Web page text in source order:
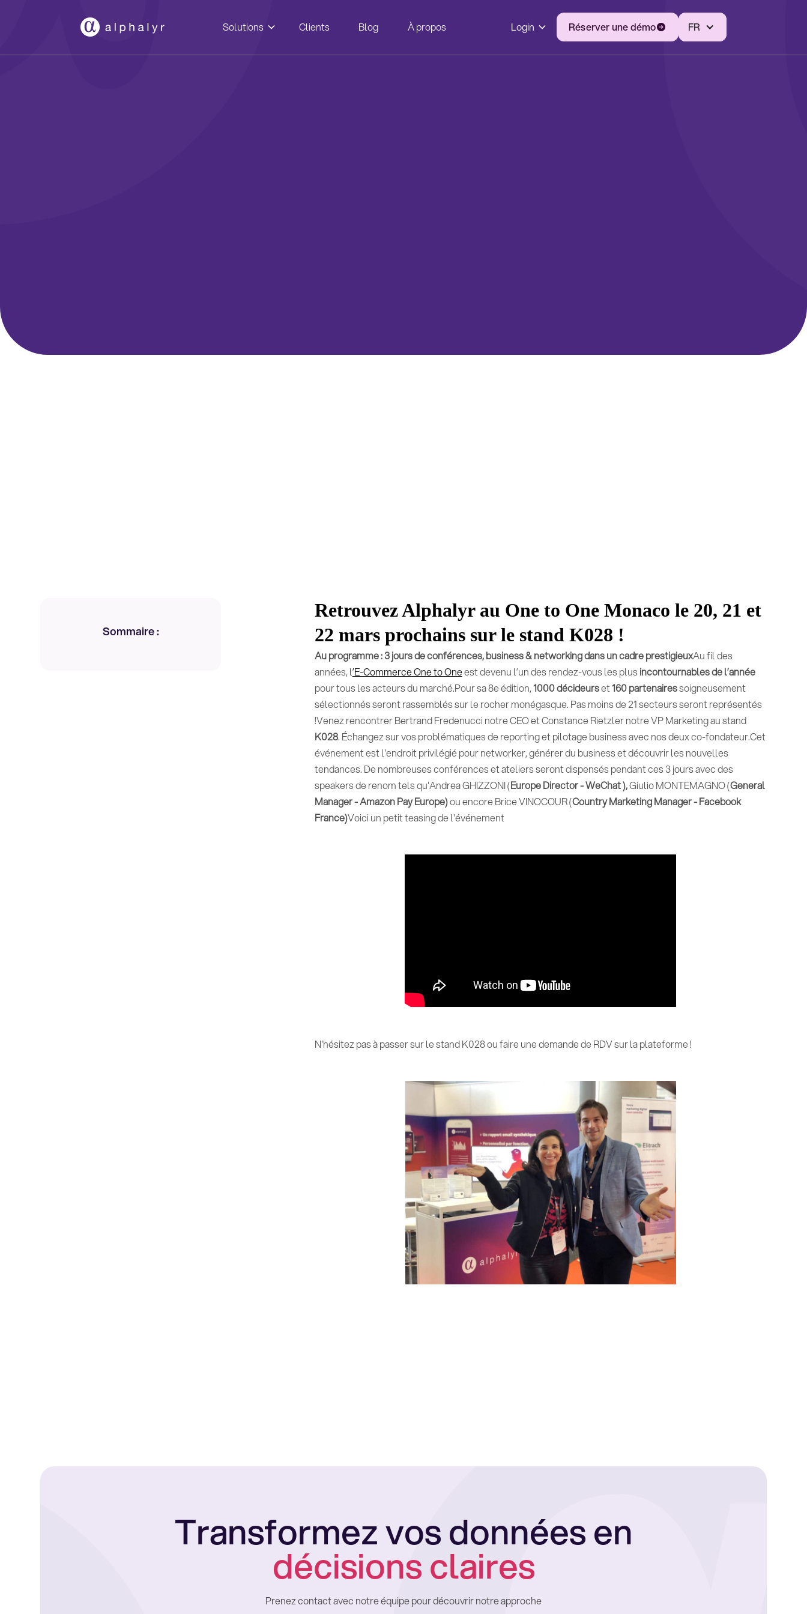
Solutions Clients Blog À propos Login Réserver une démo FR
Sommaire :
Retrouvez Alphalyr au One to One Monaco le 20, 21 et
22 mars prochains sur le stand K028 !
Au programme : 3 jours de conférences, business & networking dans un cadre prestigieuxAu fil des
années, l’E-Commerce One to Oneest devenu l’un des rendez-vous les plusincontournables de l’année
pour tous les acteurs du marché.Pour sa 8e édition,1000 décideurset160 partenairessoigneusement
sélectionnés seront rassemblés sur le rocher monégasque. Pas moins de 21 secteurs seront représentés
!Venez rencontrer Bertrand Fredenucci notre CEO et Constance Rietzler notre VP Marketing au stand
K028. Échangez sur vos problématiques de reporting et pilotage business avec nos deux co-fondateur.Cet
événement est l'endroit privilégié pour networker, générer du business et découvrir les nouvelles
tendances. De nombreuses conférences et ateliers seront dispensés pendant ces 3 jours avec des
speakers de renom tels qu'Andrea GHIZZONI (Europe Director - WeChat ),Giulio MONTEMAGNO (General
Manager - Amazon Pay Europe)ou encore Brice VINOCOUR (Country Marketing Manager - Facebook
France)Voici un petit teasing de l'événement
N'hésitez pas à passer sur le stand K028 ou faire une demande de RDV sur la plateforme !
Transformez vos données en
décisions claires
Prenez contact avec notre équipe pour découvrir notre approche